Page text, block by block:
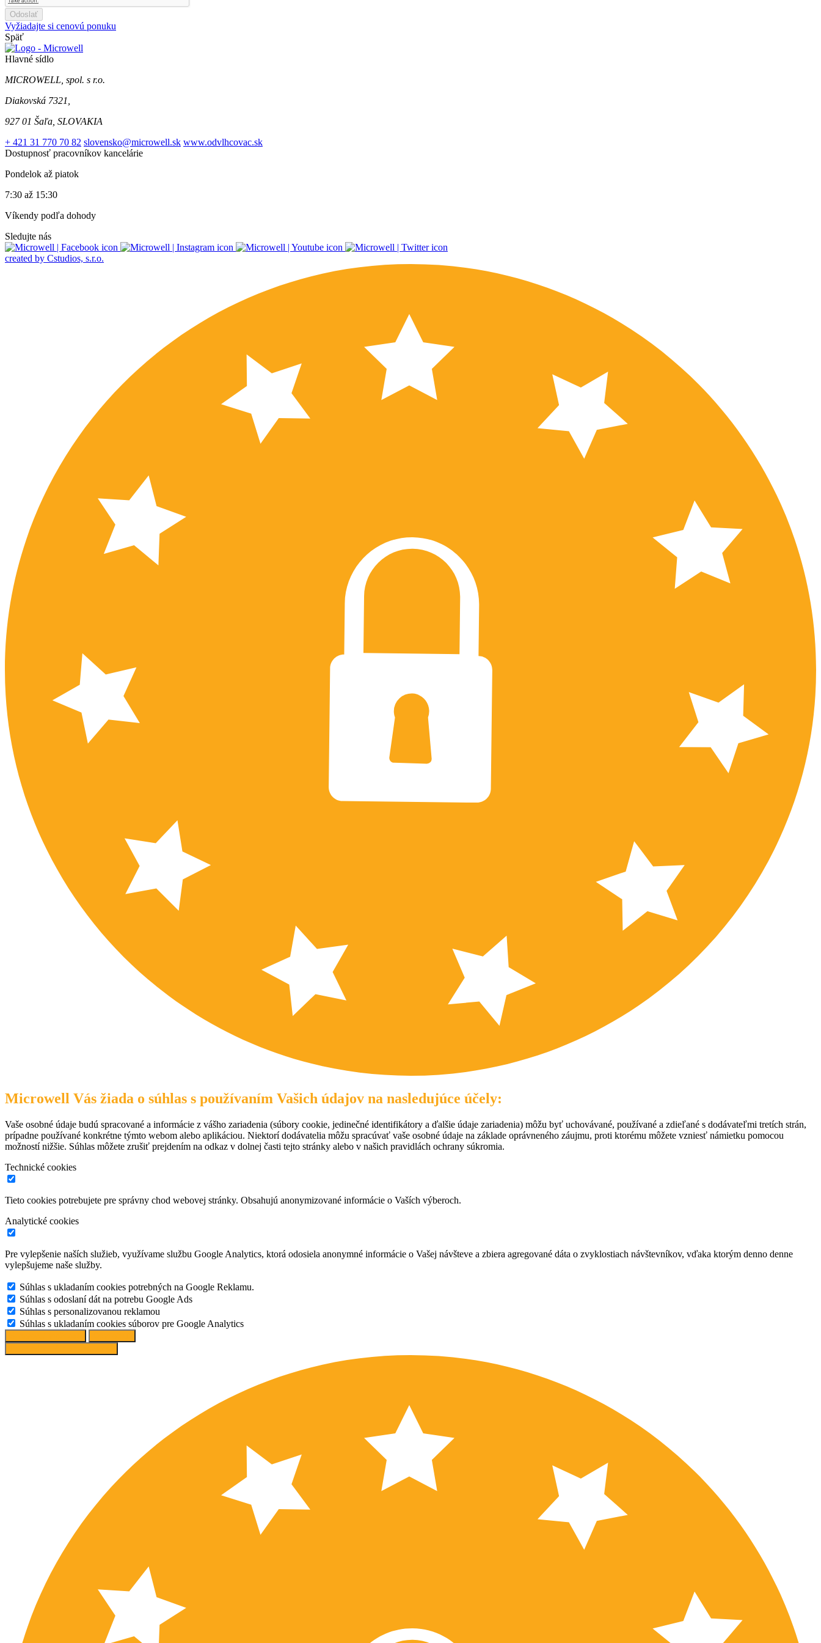
Odoslať
Vyžiadajte si cenovú ponuku
Späť
Hlavné sídlo
MICROWELL, spol. s r.o.
Diakovská 7321,
927 01 Šaľa, SLOVAKIA
+ 421 31 770 70 82 slovensko@microwell.sk www.odvlhcovac.sk
Dostupnosť pracovníkov kancelárie
Pondelok až piatok
7:30 až 15:30
Víkendy podľa dohody
Sledujte nás
created by Cstudios, s.r.o.
Microwell Vás žiada o súhlas s používaním Vašich údajov na nasledujúce účely:
Vaše osobné údaje budú spracované a informácie z vášho zariadenia (súbory cookie, jedinečné identifikátory a ďalšie údaje zariadenia) môžu byť uchovávané, používané a zdieľané s dodávateľmi tretích strán,
prípadne používané konkrétne týmto webom alebo aplikáciou. Niektorí dodávatelia môžu spracúvať vaše osobné údaje na základe oprávneného záujmu, proti ktorému môžete vzniesť námietku pomocou
možností nižšie. Súhlas môžete zrušiť prejdením na odkaz v dolnej časti tejto stránky alebo v našich pravidlách ochrany súkromia.
Technické cookies
Tieto cookies potrebujete pre správny chod webovej stránky. Obsahujú anonymizované informácie o Vaších výberoch.
Analytické cookies
Pre vylepšenie naších služieb, využívame službu Google Analytics, ktorá odosiela anonymné informácie o Vašej návšteve a zbiera agregované dáta o zvyklostiach návštevníkov, vďaka ktorým denno denne
vylepšujeme naše služby.
Súhlas s ukladaním cookies potrebných na Google Reklamu.
Súhlas s odoslaní dát na potrebu Google Ads
Súhlas s personalizovanou reklamou
Súhlas s ukladaním cookies súborov pre Google Analytics